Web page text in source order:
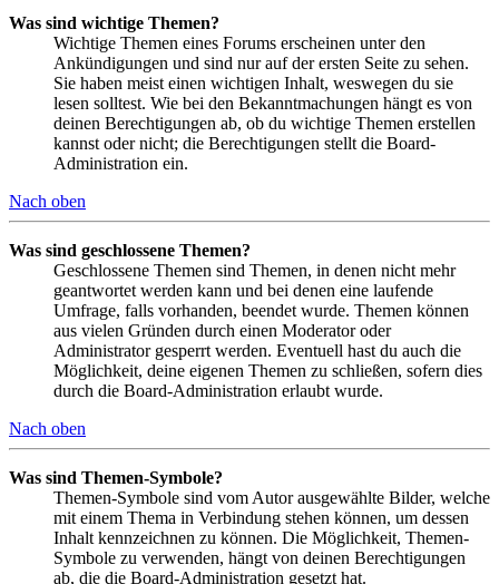
Was sind wichtige Themen?
Wichtige Themen eines Forums erscheinen unter den
Ankündigungen und sind nur auf der ersten Seite zu sehen.
Sie haben meist einen wichtigen Inhalt, weswegen du sie
lesen solltest. Wie bei den Bekanntmachungen hängt es von
deinen Berechtigungen ab, ob du wichtige Themen erstellen
kannst oder nicht; die Berechtigungen stellt die Board-
Administration ein.
Nach oben
Was sind geschlossene Themen?
Geschlossene Themen sind Themen, in denen nicht mehr
geantwortet werden kann und bei denen eine laufende
Umfrage, falls vorhanden, beendet wurde. Themen können
aus vielen Gründen durch einen Moderator oder
Administrator gesperrt werden. Eventuell hast du auch die
Möglichkeit, deine eigenen Themen zu schließen, sofern dies
durch die Board-Administration erlaubt wurde.
Nach oben
Was sind Themen-Symbole?
Themen-Symbole sind vom Autor ausgewählte Bilder, welche
mit einem Thema in Verbindung stehen können, um dessen
Inhalt kennzeichnen zu können. Die Möglichkeit, Themen-
Symbole zu verwenden, hängt von deinen Berechtigungen
ab, die die Board-Administration gesetzt hat.